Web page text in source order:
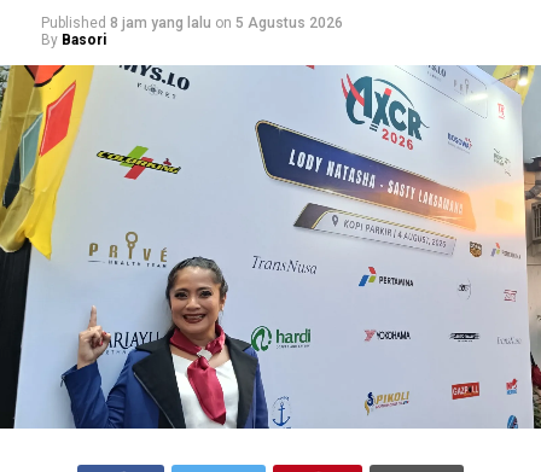
Published 8 jam yang lalu on 5 Agustus 2026
By Basori